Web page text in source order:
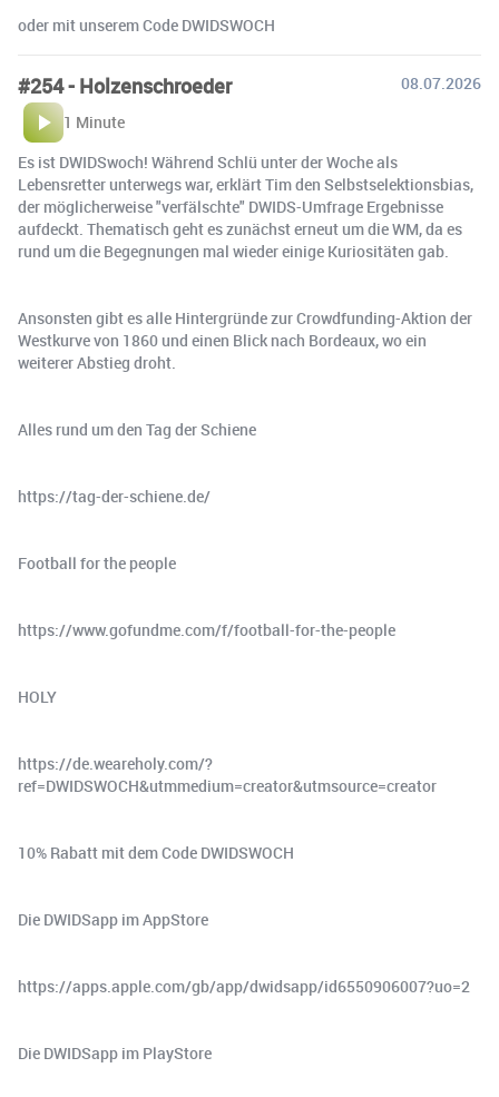
oder mit unserem Code DWIDSWOCH
#254 - Holzenschroeder
08.07.2026
1 Minute
Es ist DWIDSwoch! Während Schlü unter der Woche als
Lebensretter unterwegs war, erklärt Tim den Selbstselektionsbias,
der möglicherweise "verfälschte" DWIDS-Umfrage Ergebnisse
aufdeckt. Thematisch geht es zunächst erneut um die WM, da es
rund um die Begegnungen mal wieder einige Kuriositäten gab.
Ansonsten gibt es alle Hintergründe zur Crowdfunding-Aktion der
Westkurve von 1860 und einen Blick nach Bordeaux, wo ein
weiterer Abstieg droht.
Alles rund um den Tag der Schiene
https://tag-der-schiene.de/
Football for the people
https://www.gofundme.com/f/football-for-the-people
HOLY
https://de.weareholy.com/?
ref=DWIDSWOCH&utmmedium=creator&utmsource=creator
10% Rabatt mit dem Code DWIDSWOCH
Die DWIDSapp im AppStore
https://apps.apple.com/gb/app/dwidsapp/id6550906007?uo=2
Die DWIDSapp im PlayStore